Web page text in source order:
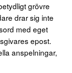
grövre
drar sig inte
med eget
epost.
anspelningar,